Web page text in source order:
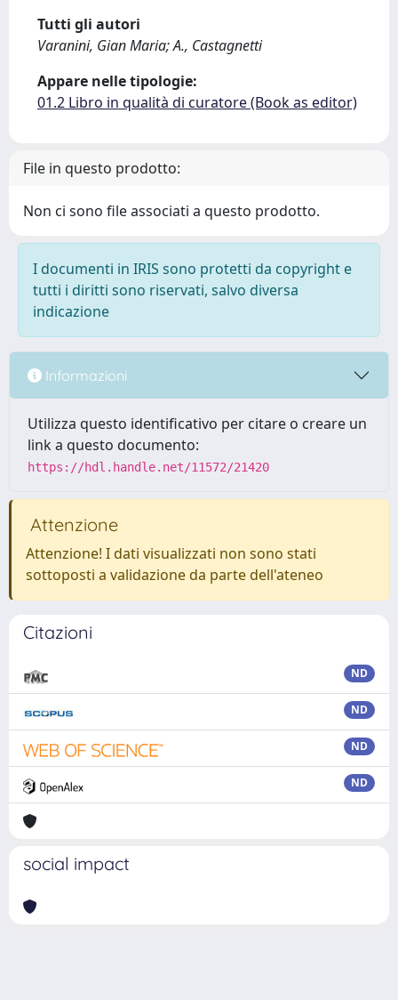
Tutti gli autori
Varanini, Gian Maria; A., Castagnetti
Appare nelle tipologie:
01.2 Libro in qualità di curatore (Book as editor)
File in questo prodotto:
Non ci sono file associati a questo prodotto.
I documenti in IRIS sono protetti da copyright e
tutti i diritti sono riservati, salvo diversa
indicazione
Informazioni
Utilizza questo identificativo per citare o creare un
link a questo documento:
https://hdl.handle.net/11572/21420
Attenzione
Attenzione! I dati visualizzati non sono stati
sottoposti a validazione da parte dell'ateneo
Citazioni
ND
ND
ND
ND
social impact